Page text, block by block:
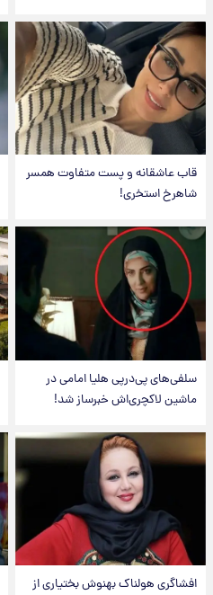
قاب عاشقانه و پست متفاوت همسر
شاهرخ استخری!
سلفی‌های پی‌درپی هلیا امامی در
ماشین لاکچری‌اش خبرساز شد!
افشاگری هولناک بهنوش بختیاری از